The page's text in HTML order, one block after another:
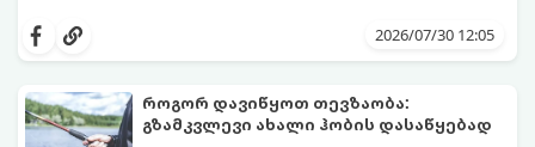
მებაღეებისთვისაც კი, რადგან პროცესი
როგორ იზრდება ახალი ფესვები
ყოველდღიურად.
2026/07/30 12:05
როგორ დავიწყოთ თევზაობა:
გზამკვლევი ახალი ჰობის დასაწყებად